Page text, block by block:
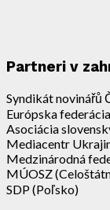
Partneri v
Syndikát novinářů
Európska
Asociácia
Mediacentr
Medzinárodná
MÚOSZ
SDP (Poľsko)